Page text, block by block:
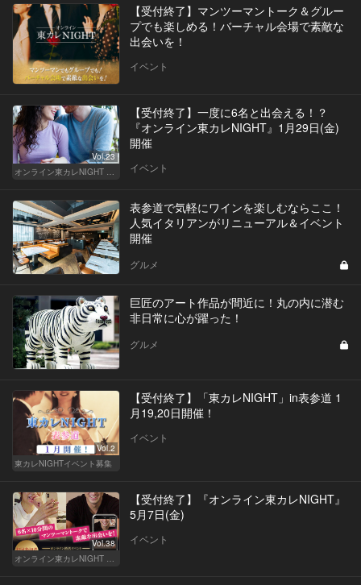
【受付終了】マンツーマントーク＆グルー
プでも楽しめる！バーチャル会場で素敵な
出会いを！
イベント
Vol.23
オンライン東カレNIGHT イベント募集
【受付終了】一度に6名と出会える！？
『オンライン東カレNIGHT』1月29日(金)
開催
イベント
表参道で気軽にワインを楽しむならここ！
人気イタリアンがリニューアル＆イベント
開催
グルメ
巨匠のアート作品が間近に！丸の内に潜む
非日常に心が躍った！
グルメ
Vol.2
東カレNIGHTイベント募集
【受付終了】「東カレNIGHT」in表参道 1
月19,20日開催！
イベント
Vol.38
オンライン東カレNIGHT イベント募集
【受付終了】『オンライン東カレNIGHT』
5月7日(金)
イベント